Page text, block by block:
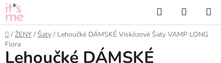
Přejít
na
obsah
Hledat
KOŠÍK
Domů
/ ŽENY / Šaty / Lehoučké DÁMSKÉ Viskózové Šaty VAMP LONG
Flora
Lehoučké DÁMSKÉ